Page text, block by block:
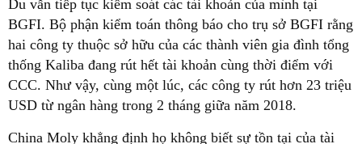
Du vẫn tiếp tục kiểm soát các tài khoản của mình tại
BGFI. Bộ phận kiểm toán thông báo cho trụ sở BGFI rằng
hai công ty thuộc sở hữu của các thành viên gia đình tổng
thống Kaliba đang rút hết tài khoản cùng thời điểm với
CCC. Như vậy, cùng một lúc, các công ty rút hơn 23 triệu
USD từ ngân hàng trong 2 tháng giữa năm 2018.
China Moly khẳng định họ không biết sự tồn tại của tài